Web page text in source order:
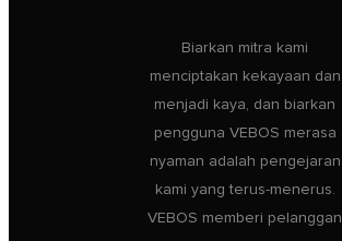
Biarkan mitra kami
menciptakan kekayaan dan
menjadi kaya, dan biarkan
pengguna VEBOS merasa
nyaman adalah pengejaran
kami yang terus-menerus.
VEBOS memberi pelanggan